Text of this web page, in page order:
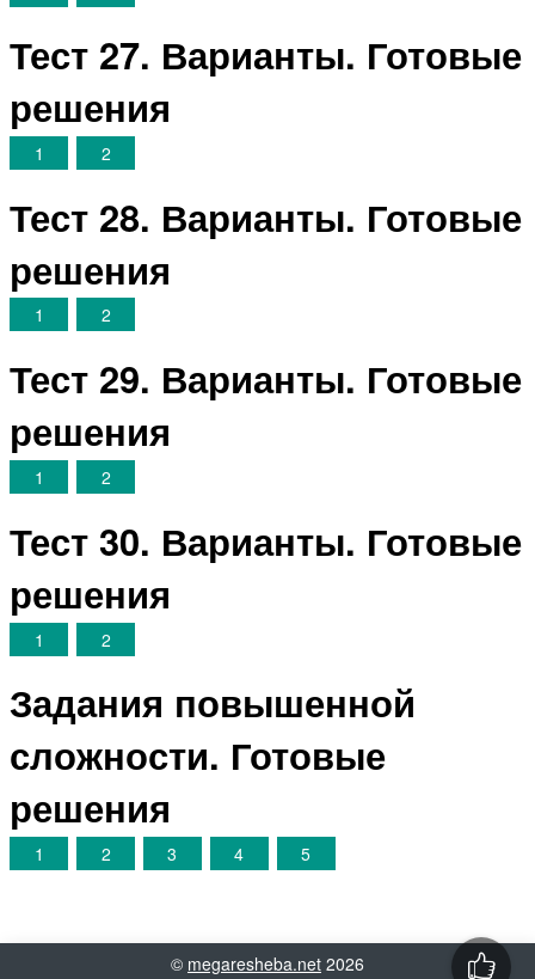
Тест 27. Варианты. Готовые
решения
1 2
Тест 28. Варианты. Готовые
решения
1 2
Тест 29. Варианты. Готовые
решения
1 2
Тест 30. Варианты. Готовые
решения
1 2
Задания повышенной
сложности. Готовые
решения
1 2 3 4 5